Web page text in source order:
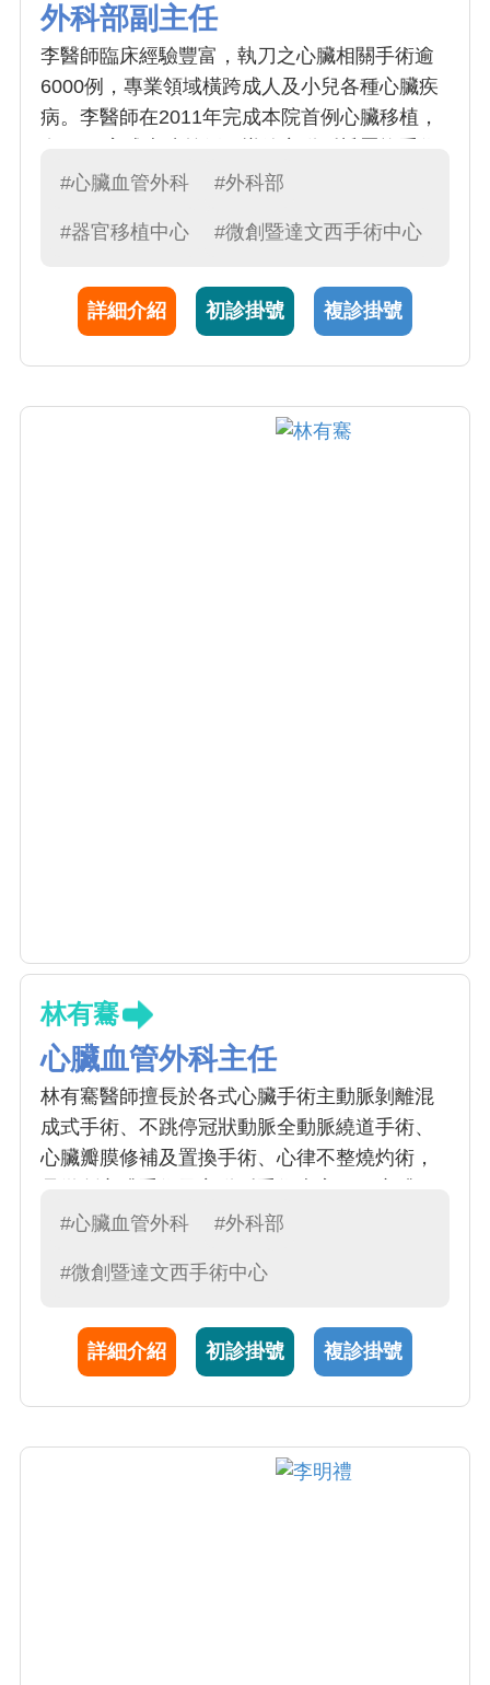
外科部副主任
李醫師臨床經驗豐富，執刀之心臟相關手術逾
6000例，專業領域橫跨成人及小兒各種心臟疾
病。李醫師在2011年完成本院首例心臟移植，
(TAVI)，在2017年及2018年分別置放長效型心
首例；2023年引進Impella心室輔助器為全國第
斷追求創新及進步，期望造福更多病患。另
外，他也專精於複雜性先天性心臟病手術治
療，如法洛氏四合症、大血管轉位、單心室循
謹慎細膩的手術技術及用心的臨床照護，才能
#心臟血管外科 #外科部
#器官移植中心 #微創暨達文西手術中心
詳細介紹 初診掛號 複診掛號
林有騫
心臟血管外科主任
林有騫醫師擅長於各式心臟手術主動脈剝離混
成式手術、不跳停冠狀動脈全動脈繞道手術、
心臟瓣膜修補及置換手術、心律不整燒灼術，
微創及達文西開心手術、不跳停冠狀動脈全動
主動脈支架：主動脈剝微創支架手術、主動脈
3.心臟移植及心臟輔助器裝手術
#心臟血管外科 #外科部
#微創暨達文西手術中心
詳細介紹 初診掛號 複診掛號